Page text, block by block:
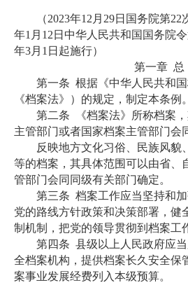
（2023年12月29日国务院第
年1月12日中华人民共和国国务院
年3月1日起施行）
第一章 总
第一条 根据《中华人民共和
《档案法》）的规定，制定本条例。
第二条
《档案法》所称档案
主管部门或者国家档案主管部门会
反映地方文化习俗、民族风貌
等的档案，其具体范围可以由省、
管部门会同同级有关部门确定。
第三条 档案工作应当坚持和
党的路线方针政策和决策部署，健
制机制，把党的领导贯彻到档案工
第四条 县级以上人民政府应
全档案机构，提供档案长久安全保
案事业发展经费列入本级预算。